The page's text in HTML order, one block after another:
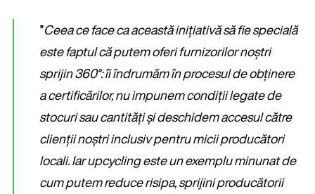
”Ceea ce face ca această inițiativă să fie specială
este faptul că putem oferi furnizorilor noștri
sprijin 360°: îi îndrumăm în procesul de obținere
a certificărilor, nu impunem condiții legate de
stocuri sau cantități și deschidem accesul către
clienții noștri inclusiv pentru micii producători
locali. Iar upcycling este un exemplu minunat de
cum putem reduce risipa, sprijini producătorii